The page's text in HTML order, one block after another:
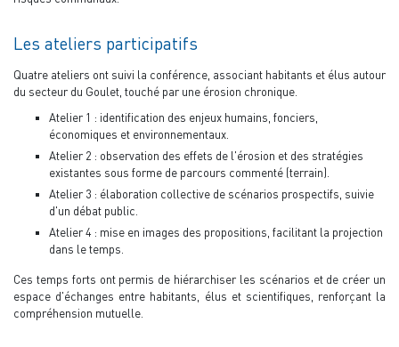
Les ateliers participatifs
Quatre ateliers ont suivi la conférence, associant habitants et élus autour
du secteur du Goulet, touché par une érosion chronique.
Atelier 1 : identification des enjeux humains, fonciers,
économiques et environnementaux.
Atelier 2 : observation des effets de l'érosion et des stratégies
existantes sous forme de parcours commenté (terrain).
Atelier 3 : élaboration collective de scénarios prospectifs, suivie
d'un débat public.
Atelier 4 : mise en images des propositions, facilitant la projection
dans le temps.
Ces temps forts ont permis de hiérarchiser les scénarios et de créer un
espace d'échanges entre habitants, élus et scientifiques, renforçant la
compréhension mutuelle.